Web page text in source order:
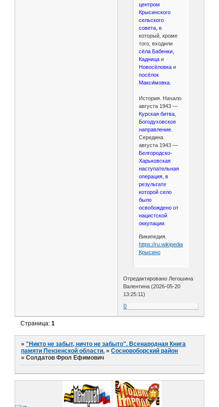
центром
Крысинского
сельского
совета, в
который, кроме
того, входили
сёла Бабенки,
Кадницаи
Новосёловкаи
посёлок
Макси́мовка.
История. Начало
августа 1943 —
Курская битва,
Богодуховское
направление.
Середина
августа 1943 —
Белгородско-
Харьковская
наступательная
операция, в
результате
которой село
было
освобождено от
нацистской
оккупации.
Википедия.
https://ru.wikipedia.org/wiki/
Крысино
Отредактировано Легошина
Валентина (2026-05-20
13:25:11)
0
Страница:1
»"Никто не забыт, ничто не забыто". Всенародная Книга
памяти Пензенской области. »Сосновоборский район
»Солдатов Фрол Ефимович